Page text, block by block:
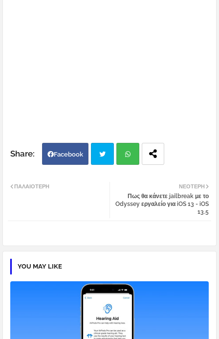
Facebook
atsa
ΝΕΌΤΕΡΗ
Πως θα κάνετε jailbreak με το
Odyssey εργαλείο για iOS 13 - iOS
13.5
ΠΑΛΑΙΌΤΕΡΗ
YOU MAY LIKE